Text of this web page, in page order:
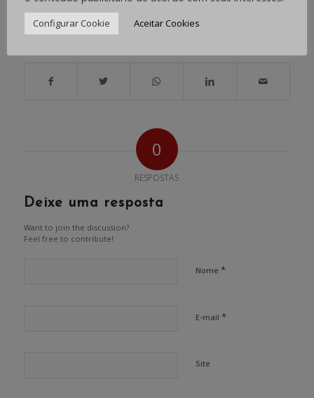
0
RESPOSTAS
Deixe uma resposta
Want to join the discussion?
Feel free to contribute!
Nome *
E-mail *
Site
Configurar Cookie Aceitar Cookies